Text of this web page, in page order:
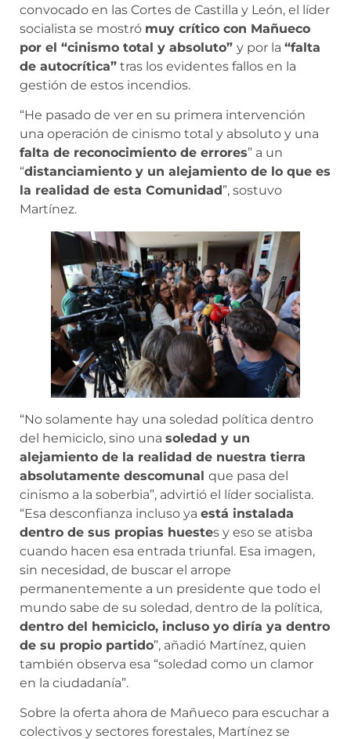
convocado en las Cortes de Castilla y León, el líder
socialista se mostró muy crítico con Mañueco
por el “cinismo total y absoluto” y por la “falta
de autocrítica” tras los evidentes fallos en la
gestión de estos incendios.
“He pasado de ver en su primera intervención
una operación de cinismo total y absoluto y una
falta de reconocimiento de errores” a un
“distanciamiento y un alejamiento de lo que es
la realidad de esta Comunidad”, sostuvo
Martínez.
“No solamente hay una soledad política dentro
del hemiciclo, sino una soledad y un
alejamiento de la realidad de nuestra tierra
absolutamente descomunal que pasa del
cinismo a la soberbia”, advirtió el líder socialista.
“Esa desconfianza incluso ya está instalada
dentro de sus propias huestes y eso se atisba
cuando hacen esa entrada triunfal. Esa imagen,
sin necesidad, de buscar el arrope
permanentemente a un presidente que todo el
mundo sabe de su soledad, dentro de la política,
dentro del hemiciclo, incluso yo diría ya dentro
de su propio partido”, añadió Martínez, quien
también observa esa “soledad como un clamor
en la ciudadanía”.
Sobre la oferta ahora de Mañueco para escuchar a
colectivos y sectores forestales, Martínez se